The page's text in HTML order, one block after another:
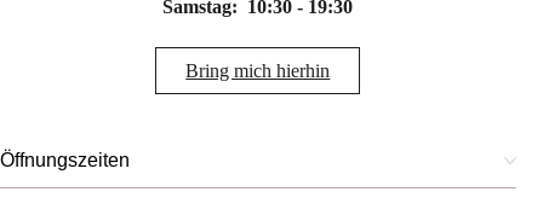
Samstag: 10:30 - 19:30
Bring mich hierhin
Öffnungszeiten